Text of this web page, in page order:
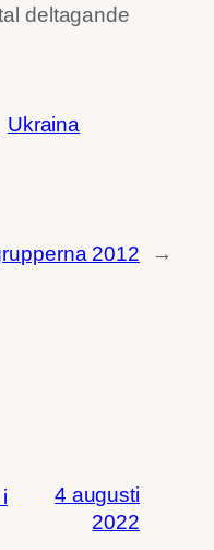
deltagande
Ukraina
2012 →
4 augusti
2022